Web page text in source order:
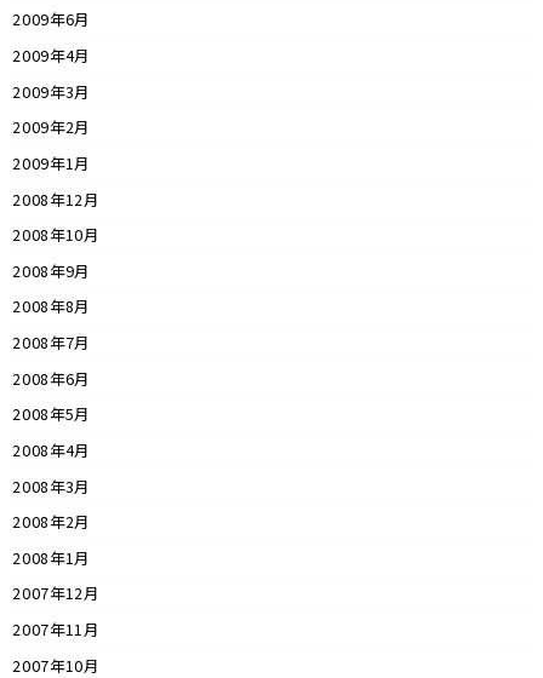
2009年6月
2009年4月
2009年3月
2009年2月
2009年1月
2008年12月
2008年10月
2008年9月
2008年8月
2008年7月
2008年6月
2008年5月
2008年4月
2008年3月
2008年2月
2008年1月
2007年12月
2007年11月
2007年10月